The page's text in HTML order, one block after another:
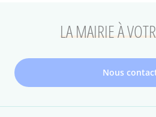
LA MAIRIE À
Nous